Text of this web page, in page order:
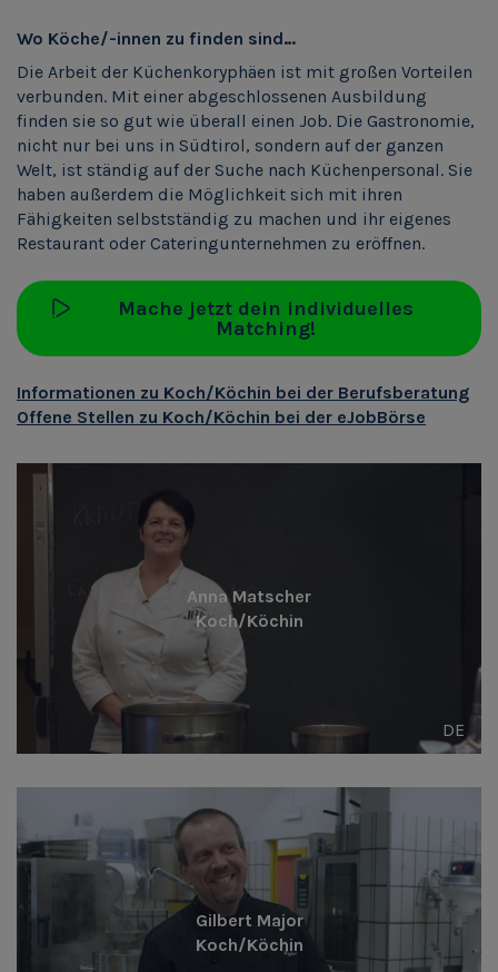
Wo Köche/-innen zu finden sind…
Die Arbeit der Küchenkoryphäen ist mit großen Vorteilen
verbunden. Mit einer abgeschlossenen Ausbildung
finden sie so gut wie überall einen Job. Die Gastronomie,
nicht nur bei uns in Südtirol, sondern auf der ganzen
Welt, ist ständig auf der Suche nach Küchenpersonal. Sie
haben außerdem die Möglichkeit sich mit ihren
Fähigkeiten selbstständig zu machen und ihr eigenes
Restaurant oder Cateringunternehmen zu eröffnen.
Mache jetzt dein individuelles
Matching!
Informationen zu Koch/Köchin bei der Berufsberatung
Offene Stellen zu Koch/Köchin bei der eJobBörse
Anna Matscher
Koch/Köchin
DE
Gilbert Major
Koch/Köchin